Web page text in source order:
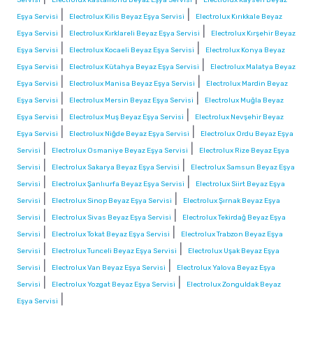
Eşya Servisi
Electrolux Kilis Beyaz Eşya Servisi
Electrolux Kırıkkale Beyaz
Eşya Servisi
Electrolux Kırklareli Beyaz Eşya Servisi
Electrolux Kırşehir Beyaz
Eşya Servisi
Electrolux Kocaeli Beyaz Eşya Servisi
Electrolux Konya Beyaz
Eşya Servisi
Electrolux Kütahya Beyaz Eşya Servisi
Electrolux Malatya Beyaz
Eşya Servisi
Electrolux Manisa Beyaz Eşya Servisi
Electrolux Mardin Beyaz
Eşya Servisi
Electrolux Mersin Beyaz Eşya Servisi
Electrolux Muğla Beyaz
Eşya Servisi
Electrolux Muş Beyaz Eşya Servisi
Electrolux Nevşehir Beyaz
Eşya Servisi
Electrolux Niğde Beyaz Eşya Servisi
Electrolux Ordu Beyaz Eşya
Servisi
Electrolux Osmaniye Beyaz Eşya Servisi
Electrolux Rize Beyaz Eşya
Servisi
Electrolux Sakarya Beyaz Eşya Servisi
Electrolux Samsun Beyaz Eşya
Servisi
Electrolux Şanlıurfa Beyaz Eşya Servisi
Electrolux Siirt Beyaz Eşya
Servisi
Electrolux Sinop Beyaz Eşya Servisi
Electrolux Şırnak Beyaz Eşya
Servisi
Electrolux Sivas Beyaz Eşya Servisi
Electrolux Tekirdağ Beyaz Eşya
Servisi
Electrolux Tokat Beyaz Eşya Servisi
Electrolux Trabzon Beyaz Eşya
Servisi
Electrolux Tunceli Beyaz Eşya Servisi
Electrolux Uşak Beyaz Eşya
Servisi
Electrolux Van Beyaz Eşya Servisi
Electrolux Yalova Beyaz Eşya
Servisi
Electrolux Yozgat Beyaz Eşya Servisi
Electrolux Zonguldak Beyaz
Eşya Servisi